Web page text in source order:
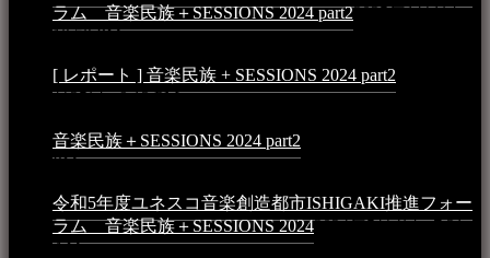
ラム 音楽民族＋SESSIONS 2024 part22025年1月1日 -
10:50 PM
[ レポート ] 音楽民族 + SESSIONS 2024 part2
月25日 - 9:13 PM
音楽民族＋SESSIONS 2024 part2
PM
令和5年度ユネスコ音楽創造都市ISHIGAKI推進フォー
ラム 音楽民族＋SESSIONS 20242024年5月4日 - 7:21
AM